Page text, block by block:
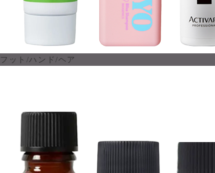
フット/ハンド/ヘア